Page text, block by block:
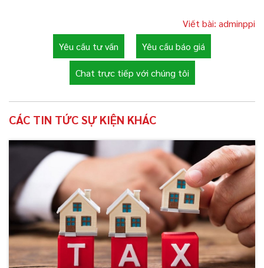
Viết bài: adminppi
Yêu cầu tư vấn
Yêu cầu báo giá
Chat trực tiếp với chúng tôi
CÁC TIN TỨC SỰ KIỆN KHÁC